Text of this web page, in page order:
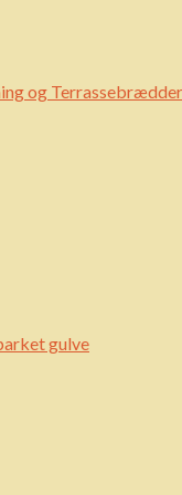
og Terrassebrædder
gulve